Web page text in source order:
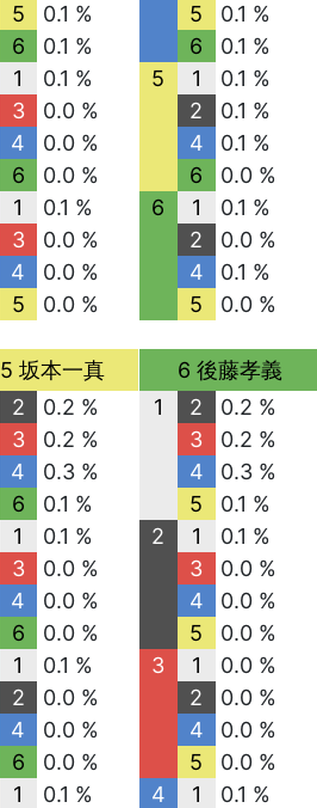
5
0.1 %
6
0.1 %
1
0.1 %
3
0.0 %
4
0.0 %
6
0.0 %
1
0.1 %
3
0.0 %
4
0.0 %
5
0.0 %
5
0.1 %
6
0.1 %
5
1
0.1 %
2
0.1 %
4
0.1 %
6
0.0 %
6
1
0.1 %
2
0.0 %
4
0.1 %
5
0.0 %
5 坂本一真
2
0.2 %
3
0.2 %
4
0.3 %
6
0.1 %
1
0.1 %
3
0.0 %
4
0.0 %
6
0.0 %
1
0.1 %
2
0.0 %
4
0.0 %
6
0.0 %
1
0.1 %
6 後藤孝義
1
2
0.2 %
3
0.2 %
4
0.3 %
5
0.1 %
2
1
0.1 %
3
0.0 %
4
0.0 %
5
0.0 %
3
1
0.0 %
2
0.0 %
4
0.0 %
5
0.0 %
4
1
0.1 %